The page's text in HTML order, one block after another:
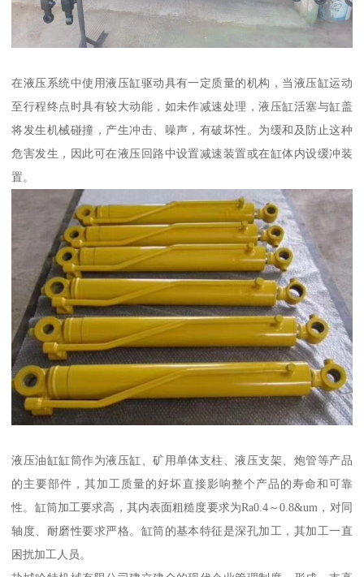
在液压系统中使用液压缸驱动具有一定质量的机构，当液压缸运动
至行程终点时具有较大动能，如未作减速处理，液压缸活塞与缸盖
将发生机械碰撞，产生冲击、噪声，有破坏性。为缓和及防止这种
危害发生，因此可在液压回路中设置减速装置或在缸体内设缓冲装
置。
液压油缸缸筒作为液压缸、矿用单体支柱、液压支架、炮管等产品
的主要部件，其加工质量的好坏直接影响整个产品的寿命和可靠
性。缸筒加工要求高，其内表面粗糙度要求为Ra0.4～0.8&um，对同
轴度、耐磨性要求严格。缸筒的基本特征是深孔加工，其加工一直
困扰加工人员。